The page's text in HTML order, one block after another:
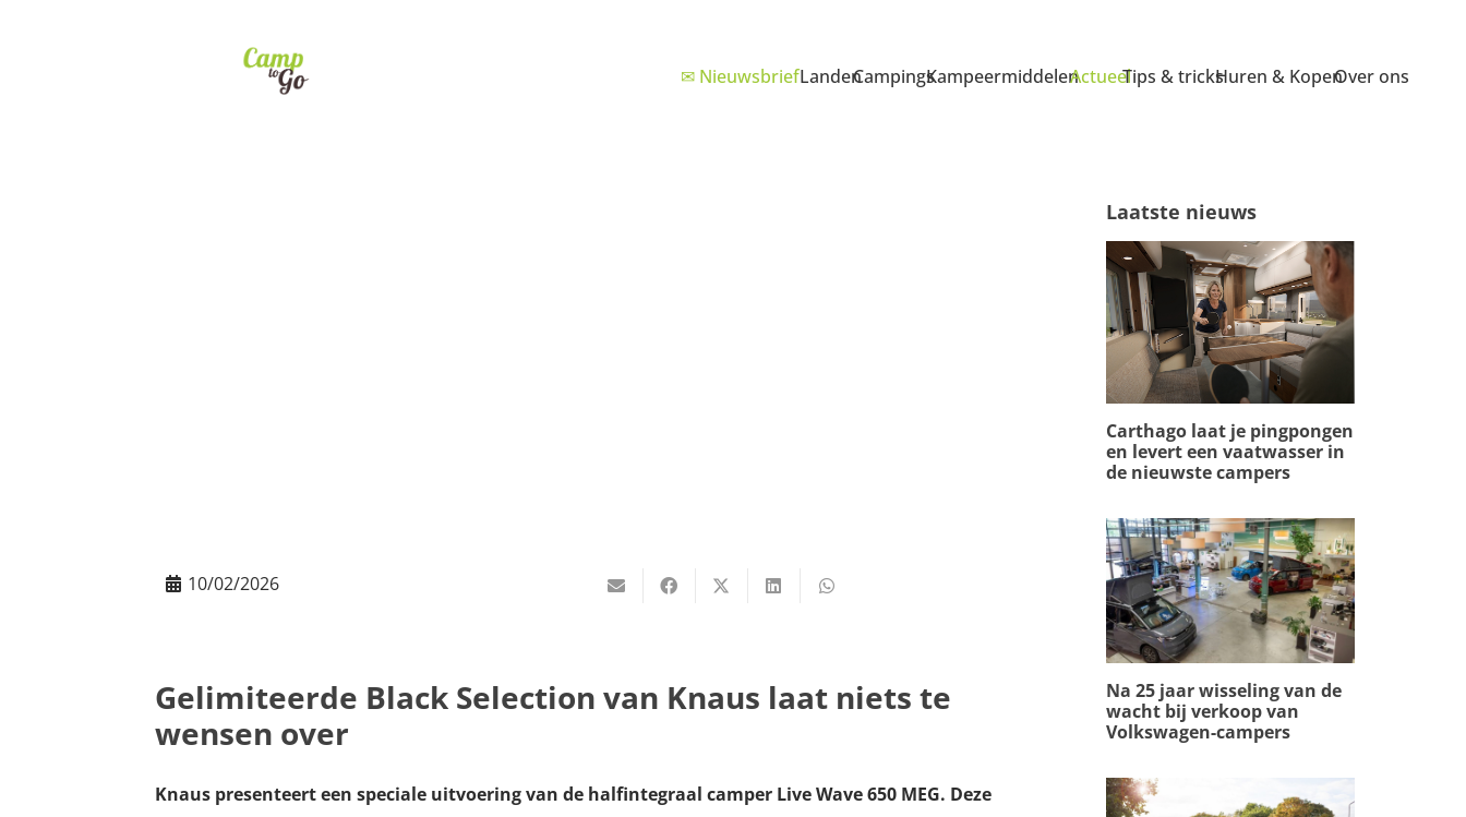
✉ NieuwsbriefLandenCampingsKampeermiddelenActueelTips & tricksHuren & KopenOver ons
10/02/2026
Gelimiteerde Black Selection van Knaus laat niets te
wensen over
Knaus presenteert een speciale uitvoering van de halfintegraal camper Live Wave 650 MEG. Deze
Laatste nieuws
Carthago laat je pingpongen
en levert een vaatwasser in
de nieuwste campers
Na 25 jaar wisseling van de
wacht bij verkoop van
Volkswagen-campers